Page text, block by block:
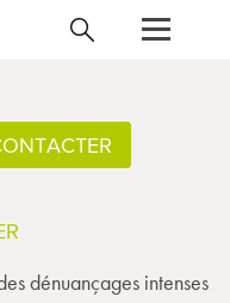
dénuançages intenses